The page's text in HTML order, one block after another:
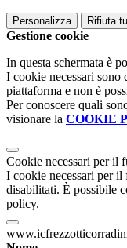
Personalizza Rifiuta
Gestione cookie
In questa schermata è
I cookie necessari
piattaforma e non è
Per conoscere quali
visionare la COOKIE
Cookie necessari per il
I cookie necessari per il
disabilitati. È possibile
policy.